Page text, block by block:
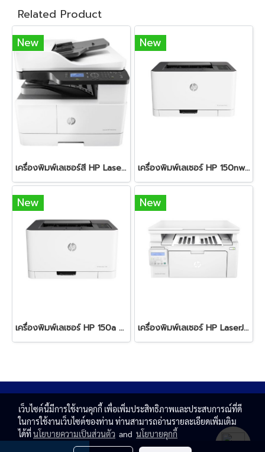
Related Product
New
เครื่องพิมพ์เลเซอร์สี HP LaserJet MFP M42623dn
New
เครื่องพิมพ์เลเซอร์ HP 150nw Color Laser
New
เครื่องพิมพ์เลเซอร์ HP 150a Color Laser
New
เครื่องพิมพ์เลเซอร์ HP LaserJet Pro MFP-M130NW
เว็บไซต์นี้มีการใช้งานคุกกี้ เพื่อเพิ่มประสิทธิภาพและประสบการณ์ที่ดี
ในการใช้งานเว็บไซต์ของท่าน ท่านสามารถอ่านรายละเอียดเพิ่มเติม
ได้ที่นโยบายความเป็นส่วนตัว and นโยบายคุกกี้